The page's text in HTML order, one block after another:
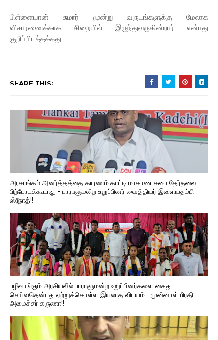
பிள்ளையான் சுமார் மூன்று வருடங்களுக்கு மேலாக
விசாரணைக்காக சிறையில் இருந்துவருகின்றார் என்பது
குறிப்பிடத்தக்கது
SHARE THIS:
அரசாங்கம் அனர்த்தத்தை காரணம் காட்டி மாகாண சபை தேர்தலை
பிற்போடக்கூடாது - பாராளுமன்ற உறுப்பினர் வைத்தியர் இளையதம்பி
ஸ்ரீநாத்!!
பழிவாங்கும் அரசியலில் பாராளுமன்ற உறுப்பினர்களை கைது
செய்வதென்பது ஏற்றுக்கொள்ள இயலாத விடயம் - முன்னாள் பிரதி
அமைச்சர் கருணா!!